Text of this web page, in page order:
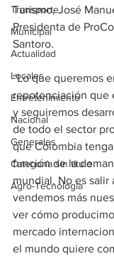
Transporte
Municipal
Actualidad
Locales
Entretenimiento
Nacional
Generales
Categoría sin título
Agro-Tecnología
Turismo, José
Presidenta de
Santoro.
“Lo que queremos
repotenciación que
y seguiremos
de todo el sector
que Colombia
función de la
mundial. No es salir
vendemos más
ver cómo
mercado
el mundo quiere